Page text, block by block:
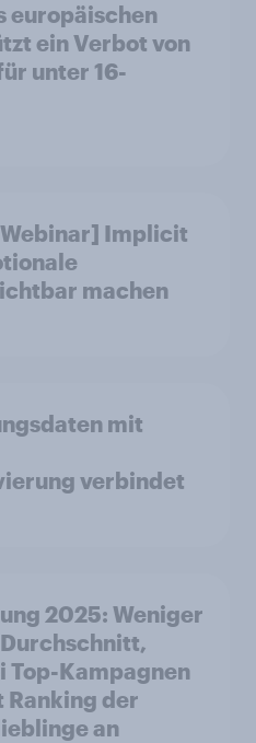
europäischen
ein Verbot von
unter 16-
Implicit
machen
mit
verbindet
2025: Weniger
Top-Kampagnen
Ranking der
an